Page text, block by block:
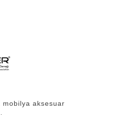
mobilya aksesuar